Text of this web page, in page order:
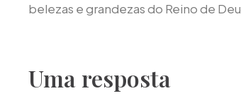
belezas e grandezas do Reino de
Uma resposta